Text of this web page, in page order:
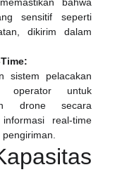
sensitif seperti
dikirim dalam
sistem pelacakan
operator untuk
drone secara
real-time